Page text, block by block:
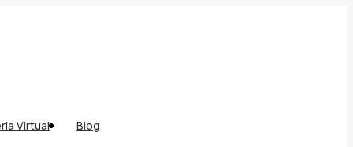
Virtual Blog